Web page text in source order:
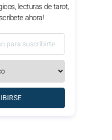
lecturas de tarot,
ahora!